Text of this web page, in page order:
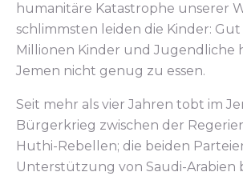
humanitäre Katastrophe unserer
schlimmsten leiden die Kinder: Gut
Millionen Kinder und Jugendliche
Jemen nicht genug zu essen.
Seit mehr als vier Jahren tobt im
Bürgerkrieg zwischen der
Huthi-Rebellen; die beiden
Unterstützung von Saudi-Arabien